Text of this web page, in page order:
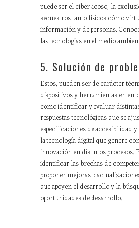
puede ser el ciber acoso, la
secuestros tanto físicos cómo
información y de personas.
las tecnologías en el medio
5. Solución de
Estos, pueden ser de carácter
dispositivos y herramientas en
como identificar y evaluar
respuestas tecnológicas que se
especificaciones de accesibilidad
la tecnología digital que genere
innovación en distintos procesos.
identificar las brechas de
proponer mejoras o
que apoyen el desarrollo y la
oportunidades de desarrollo.